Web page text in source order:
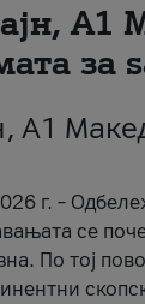
A1
за
A1
г. –
се
По тој